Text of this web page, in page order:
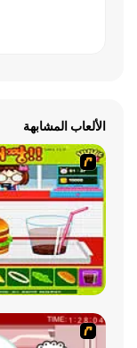
الألعاب المشابهة